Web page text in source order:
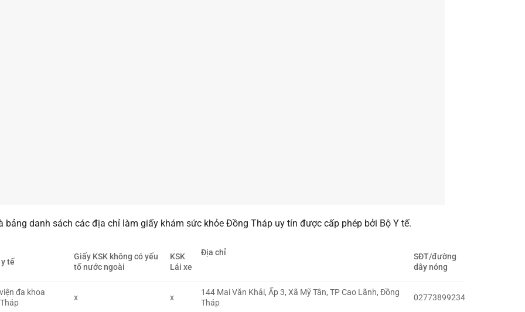
bảng danh sách các địa chỉ làm giấy khám sức khỏe Đồng Tháp uy tín được cấp phép bởi Bộ Y tế.
y tế
Giấy KSK không có yếu
tố nước ngoài
KSK
Lái xe
Địa chỉ
SĐT/đường
dây nóng
đa khoa
x x
144 Mai Văn Khải, Ấp 3, Xã Mỹ Tân, TP Cao Lãnh, Đồng
Tháp
02773899234